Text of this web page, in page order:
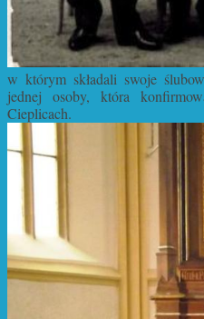
w którym składali swoje
jednej osoby, która
Cieplicach.